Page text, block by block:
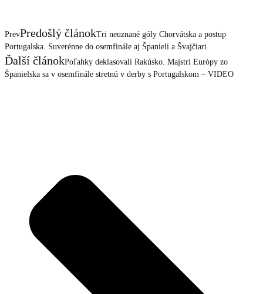
PrevPredošlý článokTri neuznané góly Chorvátska a postup
Portugalska. Suverénne do osemfinále aj Španieli a Švajčiari
Ďalší článokPoľahky deklasovali Rakúsko. Majstri Európy zo
Španielska sa v osemfinále stretnú v derby s Portugalskom – VIDEO